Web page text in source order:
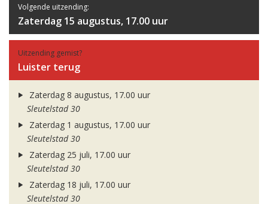
Volgende uitzending:
Zaterdag 15 augustus, 17.00 uur
Uitzending gemist?
Luister terug
Zaterdag 8 augustus, 17.00 uur
Sleutelstad 30
Zaterdag 1 augustus, 17.00 uur
Sleutelstad 30
Zaterdag 25 juli, 17.00 uur
Sleutelstad 30
Zaterdag 18 juli, 17.00 uur
Sleutelstad 30